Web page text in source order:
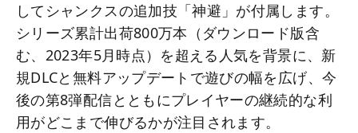
してシャンクスの追加技「神避」が付属します。
シリーズ累計出荷800万本（ダウンロード版含
む、2023年5月時点）を超える人気を背景に、新
規DLCと無料アップデートで遊びの幅を広げ、今
後の第8弾配信とともにプレイヤーの継続的な利
用がどこまで伸びるかが注目されます。